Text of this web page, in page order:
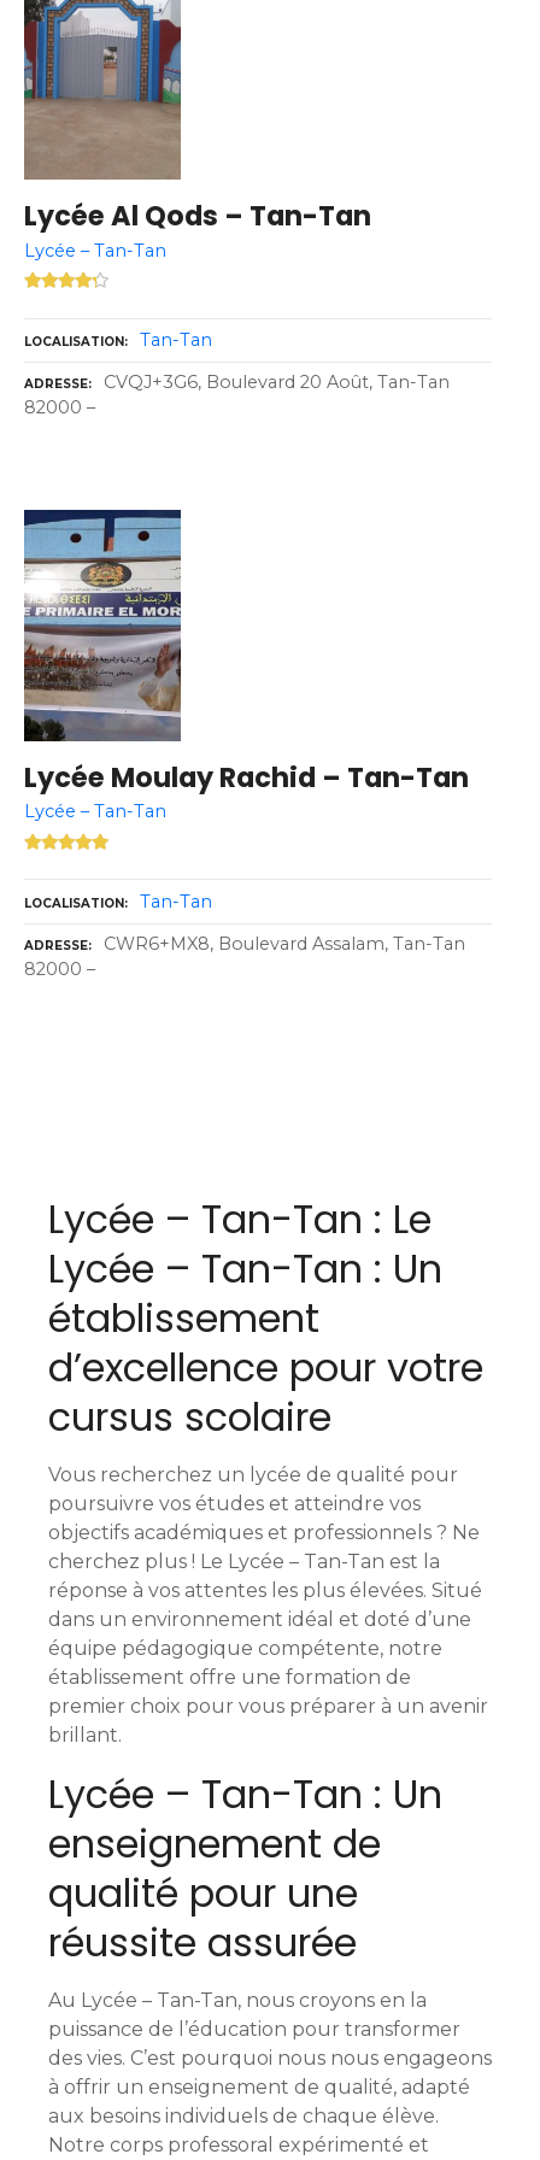
Lycée Al Qods – Tan-Tan
Lycée – Tan-Tan
LOCALISATION Tan-Tan
ADRESSE
CVQJ+3G6, Boulevard 20 Août, Tan-Tan
82000 –
Lycée Moulay Rachid – Tan-Tan
Lycée – Tan-Tan
LOCALISATION Tan-Tan
ADRESSE
CWR6+MX8, Boulevard Assalam, Tan-Tan
82000 –
m
Lycée – Tan-Tan : Le
Lycée – Tan-Tan : Un
établissement
d’excellence pour votre
cursus scolaire
Vous recherchez un lycée de qualité pour
poursuivre vos études et atteindre vos
objectifs académiques et professionnels ? Ne
cherchez plus ! Le Lycée – Tan-Tan est la
réponse à vos attentes les plus élevées. Situé
dans un environnement idéal et doté d’une
équipe pédagogique compétente, notre
établissement offre une formation de
premier choix pour vous préparer à un avenir
brillant.
Lycée – Tan-Tan : Un
enseignement de
qualité pour une
réussite assurée
Au Lycée – Tan-Tan, nous croyons en la
puissance de l’éducation pour transformer
des vies. C’est pourquoi nous nous engageons
à offrir un enseignement de qualité, adapté
aux besoins individuels de chaque élève.
Notre corps professoral expérimenté et